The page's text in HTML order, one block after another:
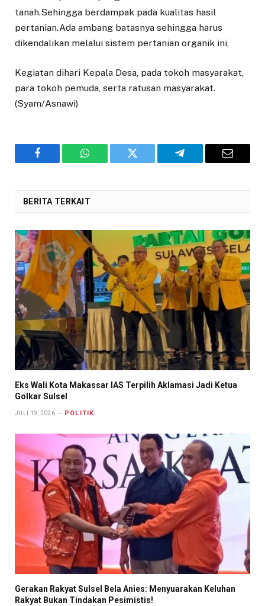
tanah.Sehingga berdampak pada kualitas hasil
pertanian.Ada ambang batasnya sehingga harus
dikendalikan melalui sistem pertanian organik ini,
Kegiatan dihari Kepala Desa, pada tokoh masyarakat,
para tokoh pemuda, serta ratusan masyarakat.
(Syam/Asnawi)
Facebook WhatsAppTwitter Telegram Email
BERITA TERKAIT
Eks Wali Kota Makassar IAS Terpilih Aklamasi Jadi Ketua
Golkar Sulsel
JULI 19, 2026 POLITIK
Gerakan Rakyat Sulsel Bela Anies: Menyuarakan Keluhan
Rakyat Bukan Tindakan Pesimistis!